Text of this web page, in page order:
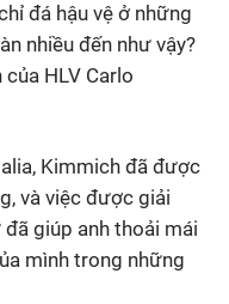
đá hậu vệ ở những
nhiều đến như vậy?
HLV Carlo
Kimmich đã được
và việc được giải
giúp anh thoải mái
mình trong những